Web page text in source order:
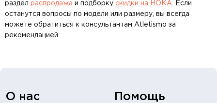
раздел распродажа и подборку скидки на HOKA . Если
останутся вопросы по модели или размеру, вы всегда
можете обратиться к консультантам Atletismo за
рекомендацией.
О нас Помощь